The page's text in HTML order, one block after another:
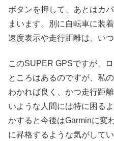
ボタンを押して、あとはカ
まいます。別に自転車に装
速度表示や走行距離は、い
このSUPER GPSですが、
ところはあるのですが、私
わかれば良く、かつ走行距
いような人間には特に困る
かすると今後はGarminに変
に昇格するような気がしてい